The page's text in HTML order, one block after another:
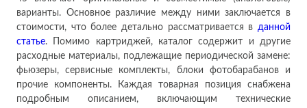
варианты. Основное различие между ними заключается в
стоимости, что более детально рассматривается в данной
статье. Помимо картриджей, каталог содержит и другие
расходные материалы, подлежащие периодической замене:
фьюзеры, сервисные комплекты, блоки фотобарабанов и
прочие компоненты. Каждая товарная позиция снабжена
подробным описанием, включающим технические